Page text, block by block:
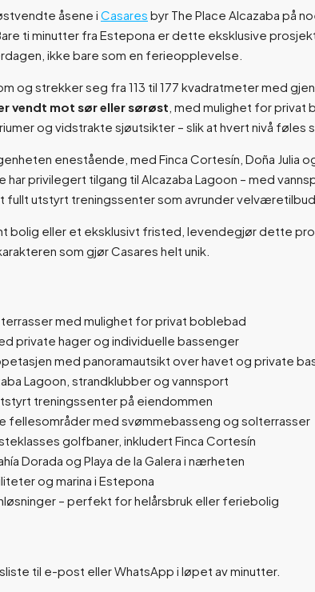
åsene i Casares byr The Place Alcazaba på
ti minutter fra Estepona er dette eksklusive
ikke bare som en ferieopplevelse.
og strekker seg fra 113 til 177 kvadratmeter med
vendt mot sør eller sørøst , med mulighet for
og vidstrakte sjøutsikter – slik at hvert nivå føles
enestående, med Finca Cortesín, Doña Julia
privilegert tilgang til Alcazaba Lagoon – med
fullt utstyrt treningssenter som avrunder
bolig eller et eksklusivt fristed, levendegjør dette
som gjør Casares helt unik.
med mulighet for privat boblebad
private hager og individuelle bassenger
med panoramautsikt over havet og private
Lagoon, strandklubber og vannsport
treningssenter på eiendommen
fellesområder med svømmebasseng og solterrasser
golfbaner, inkludert Finca Cortesín
Dorada og Playa de la Galera i nærheten
og marina i Estepona
– perfekt for helårsbruk eller feriebolig
til e-post eller WhatsApp i løpet av minutter.